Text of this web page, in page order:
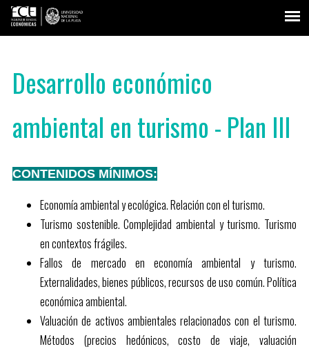
Desarrollo económico
ambiental en turismo - Plan III
CONTENIDOS MÍNIMOS:
Economía ambiental y ecológica. Relación con el turismo.
Turismo sostenible. Complejidad ambiental y turismo. Turismo
en contextos frágiles.
Fallos de mercado en economía ambiental y turismo.
Externalidades, bienes públicos, recursos de uso común. Política
económica ambiental.
Valuación de activos ambientales relacionados con el turismo.
Métodos (precios hedónicos, costo de viaje, valuación